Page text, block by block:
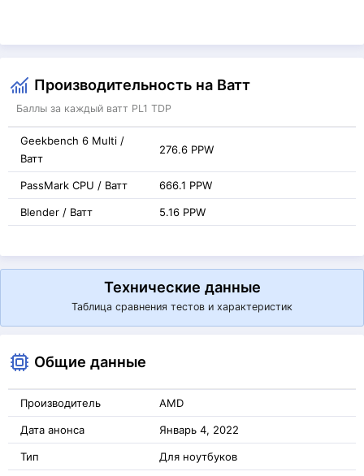
Производительность на Ватт
Баллы за каждый ватт PL1 TDP
Geekbench 6 Multi /
Ватт
276.6 PPW
PassMark CPU / Ватт 666.1 PPW
Blender / Ватт 5.16 PPW
Технические данные
Таблица сравнения тестов и характеристик
Общие данные
Производитель AMD
Дата анонса Январь 4, 2022
Тип Для ноутбуков